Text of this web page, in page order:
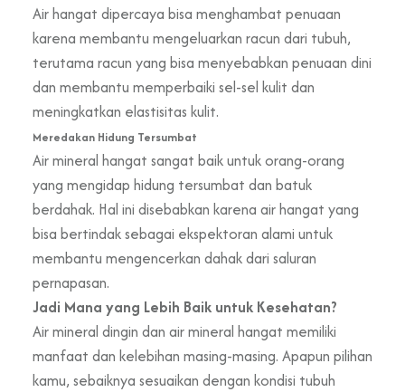
Air hangat dipercaya bisa menghambat penuaan
karena membantu mengeluarkan racun dari tubuh,
terutama racun yang bisa menyebabkan penuaan dini
dan membantu memperbaiki sel-sel kulit dan
meningkatkan elastisitas kulit.
Meredakan Hidung Tersumbat
Air mineral hangat sangat baik untuk orang-orang
yang mengidap hidung tersumbat dan batuk
berdahak. Hal ini disebabkan karena air hangat yang
bisa bertindak sebagai ekspektoran alami untuk
membantu mengencerkan dahak dari saluran
pernapasan.
Jadi Mana yang Lebih Baik untuk Kesehatan?
Air mineral dingin dan air mineral hangat memiliki
manfaat dan kelebihan masing-masing. Apapun pilihan
kamu, sebaiknya sesuaikan dengan kondisi tubuh